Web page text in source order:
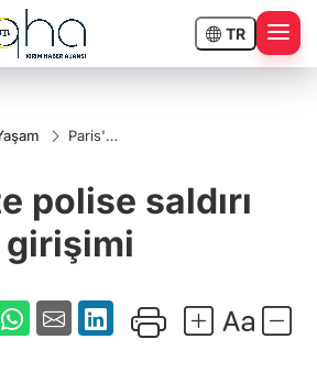
TR
Paris'te
girişimi
polise saldırı
girişimi